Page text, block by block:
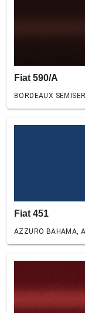
Fiat 590/A
BORDEAUX
Fiat 451
AZZURO BAHAMA,